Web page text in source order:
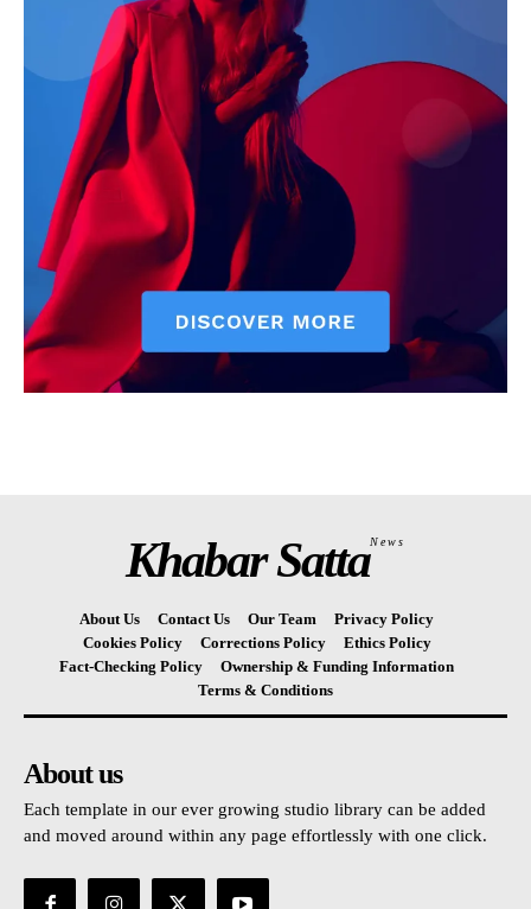
Khabar SattaNews
About Us Contact Us Our Team
Privacy Policy
Cookies Policy
Corrections Policy
Ethics Policy
Fact-Checking Policy
Ownership & Funding Information
Terms & Conditions
About us
Each template in our ever growing studio library can be added
and moved around within any page effortlessly with one click.